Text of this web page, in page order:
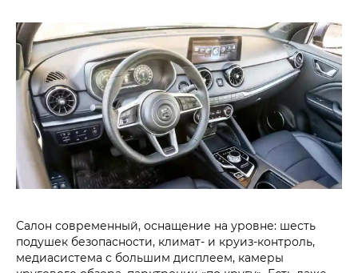
Салон современный, оснащение на уровне: шесть
подушек безопасности, климат- и круиз-контроль,
медиасистема с большим дисплеем, камеры